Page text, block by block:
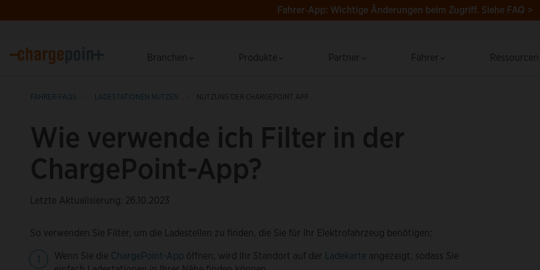
Fahrer‑App: Wichtige Änderungen beim Zugriff. Siehe FAQ >
Branchen Produkte Partner Fahrer
FAHRER-FAQS LADESTATIONEN NUTZEN NUTZUNG DER CHARGEPOINT APP
Wie verwende ich Filter in der
ChargePoint-App?
Letzte Aktualisierung: 26.10.2023
So verwenden Sie Filter, um die Ladestellen zu finden, die Sie für Ihr Elektrofahrzeug benötigen:
Wenn Sie die ChargePoint-App öffnen, wird Ihr Standort auf der Ladekarte angezeigt, sodass Sie